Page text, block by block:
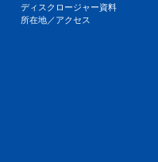
ディスクロージャー資料
所在地／アクセス